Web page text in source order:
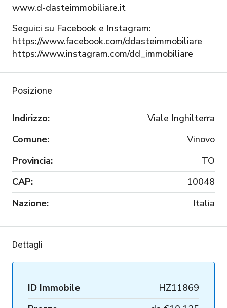
www.d-dasteimmobiliare.it
Seguici su Facebook e Instagram:
https://www.facebook.com/ddasteimmobiliare
https://www.instagram.com/dd_immobiliare
Posizione
Indirizzo:
Viale Inghilterra
Comune:
Vinovo
Provincia:
TO
CAP:
10048
Nazione:
Italia
Dettagli
ID Immobile
HZ11869